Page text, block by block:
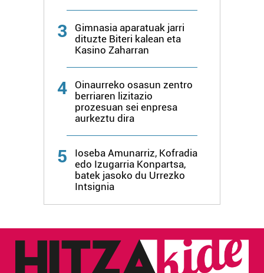
produktuak garatzeko. Zure datuak nork eta zertarako
erabiltzen dituen hauta dezakezu.
Bazkide batzuek ez dizute baimenik eskatzen, eta beren
interes komertzial legitimoetan babesten dira. Ikusi gure
bazkideen zerrenda, beren ustez zein helburutarako
duten interes legitimoa eta horren aurka nola egin
dezakezun ikusteko.
buruzko informazio gehiago eta ezarri zure lehentasunak
datuen atalean. Edozein unetan alda edo ken dezakezu
zure baimena Cookieen adierazpenean.
zerbitzuak hobetzeko asmoz, cookie teknologiaz
baliatzen gara. Ohar hau onartuz gero, teknologia hori
erabiltzeko baimen esplizitua ematen diguzu. Gehiago
3
Gimnasia aparatuak jarri
dituzte Biteri kalean eta
Kasino Zaharran
4
Oinaurreko osasun zentro
berriaren lizitazio
prozesuan sei enpresa
aurkeztu dira
5
Ioseba Amunarriz, Kofradia
edo Izugarria Konpartsa,
batek jasoko du Urrezko
Intsignia